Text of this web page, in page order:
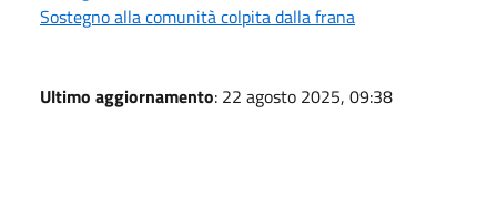
Sostegno alla comunità colpita dalla frana
Ultimo aggiornamento: 22 agosto 2025, 09:38